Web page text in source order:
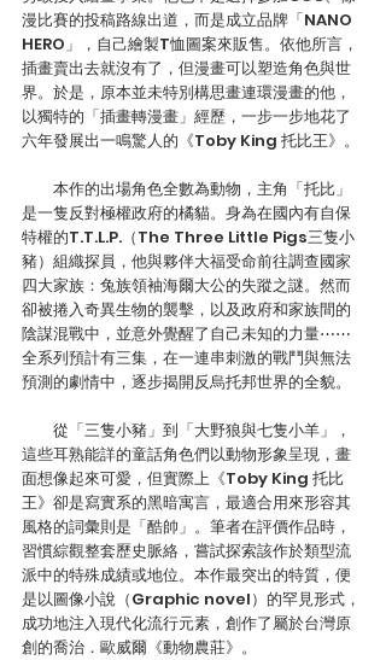
漫比賽的投稿路線出道，而是成立品牌「NANO
HERO」，自己繪製T恤圖案來販售。依他所言，
插畫賣出去就沒有了，但漫畫可以塑造角色與世
界。於是，原本並未特別構思畫連環漫畫的他，
以獨特的「插畫轉漫畫」經歷，一步一步地花了
六年發展出一鳴驚人的《Toby King 托比王》。
本作的出場角色全數為動物，主角「托比」
是一隻反對極權政府的橘貓。身為在國內有自保
特權的T.T.L.P.（The Three Little Pigs三隻小
豬）組織探員，他與夥伴大福受命前往調查國家
四大家族：兔族領袖海爾大公的失蹤之謎。然而
卻被捲入奇異生物的襲擊，以及政府和家族間的
陰謀混戰中，並意外覺醒了自己未知的力量⋯⋯
全系列預計有三集，在一連串刺激的戰鬥與無法
預測的劇情中，逐步揭開反烏托邦世界的全貌。
從「三隻小豬」到「大野狼與七隻小羊」，
這些耳熟能詳的童話角色們以動物形象呈現，畫
面想像起來可愛，但實際上《Toby King 托比
王》卻是寫實系的黑暗寓言，最適合用來形容其
風格的詞彙則是「酷帥」。筆者在評價作品時，
習慣綜觀整套歷史脈絡，嘗試探索該作於類型流
派中的特殊成績或地位。本作最突出的特質，便
是以圖像小說（Graphic novel）的罕見形式，
成功地注入現代化流行元素，創作了屬於台灣原
創的喬治．歐威爾《動物農莊》。